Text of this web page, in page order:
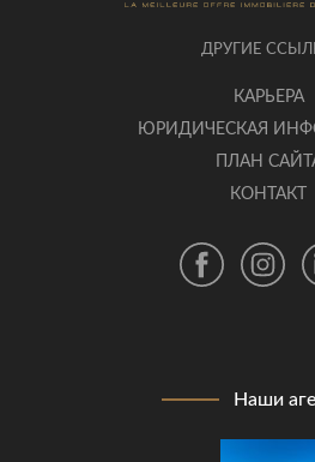
ДРУГИЕ
КАРЬЕРА
ЮРИДИЧЕСКАЯ
ПЛАН
КОНТАКТ
Наши